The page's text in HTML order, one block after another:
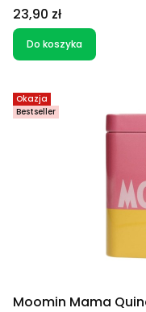
Cena
23,90 zł
Do koszyka
Okazja
Bestseller
Moomin Mama